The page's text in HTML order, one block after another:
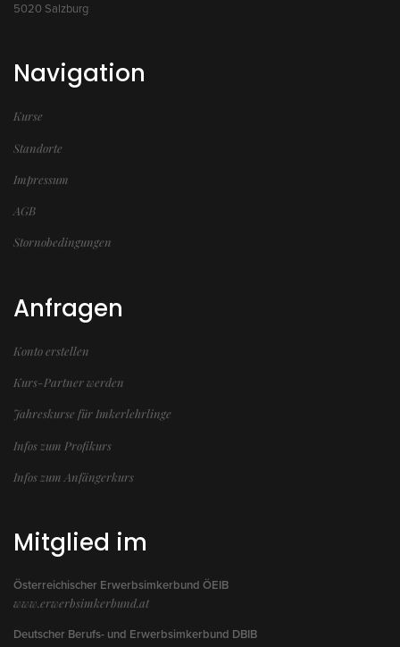
5020 Salzburg
Navigation
Kurse
Standorte
Impressum
AGB
Stornobedingungen
Anfragen
Konto erstellen
Kurs-Partner werden
Jahreskurse für Imkerlehrlinge
Infos zum Profikurs
Infos zum Anfängerkurs
Mitglied im
Österreichischer Erwerbsimkerbund ÖEIB
www.erwerbsimkerbund.at
Deutscher Berufs- und Erwerbsimkerbund DBIB